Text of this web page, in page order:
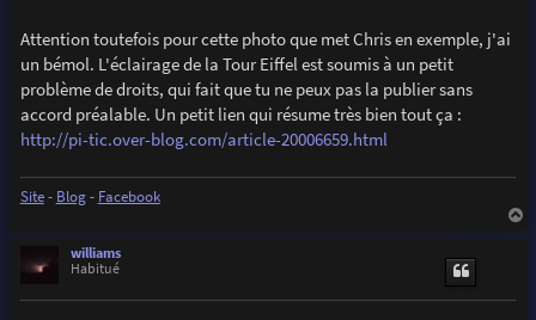
Attention toutefois pour cette photo que met Chris en exemple, j'ai
un bémol. L'éclairage de la Tour Eiffel est soumis à un petit
problème de droits, qui fait que tu ne peux pas la publier sans
accord préalable. Un petit lien qui résume très bien tout ça :
http://pi-tic.over-blog.com/article-20006659.html
Site- Blog- Facebook
williams
Habitué